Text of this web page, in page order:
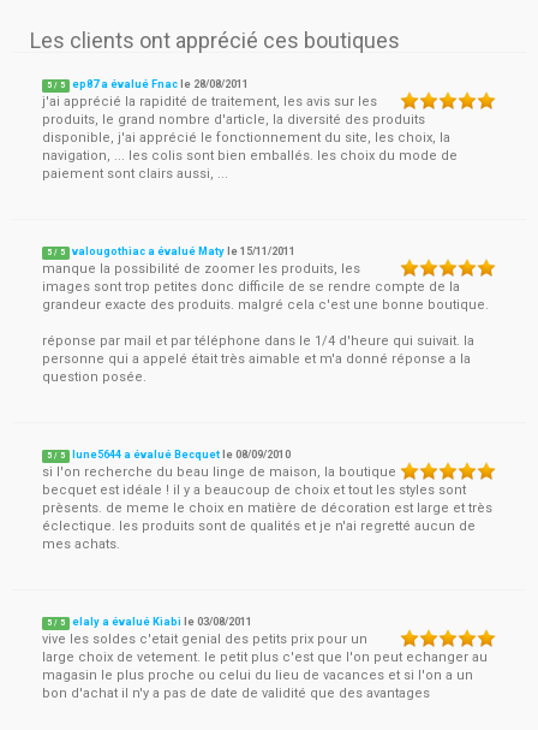
Les clients ont apprécié ces boutiques
5 / 5 ep87 a évalué Fnac le 28/08/2011
j'ai apprécié la rapidité de traitement, les avis sur les
produits, le grand nombre d'article, la diversité des produits
disponible, j'ai apprécié le fonctionnement du site, les choix, la
navigation, ... les colis sont bien emballés. les choix du mode de
paiement sont clairs aussi, ...
5 / 5 valougothiac a évalué Maty le15/11/2011
manque la possibilité de zoomer les produits, les
images sont trop petites donc difficile de se rendre compte de la
grandeur exacte des produits. malgré cela c'est une bonne boutique.
réponse par mail et par téléphone dans le 1/4 d'heure qui suivait. la
personne qui a appelé était très aimable et m'a donné réponse a la
question posée.
5 / 5 lune5644 a évalué Becquet le08/09/2010
si l'on recherche du beau linge de maison, la boutique
becquet est idéale ! il y a beaucoup de choix et tout les styles sont
prèsents. de meme le choix en matière de décoration est large et très
éclectique. les produits sont de qualités et je n'ai regretté aucun de
mes achats.
5 / 5 elaly a évalué Kiabi le03/08/2011
vive les soldes c'etait genial des petits prix pour un
large choix de vetement. le petit plus c'est que l'on peut echanger au
magasin le plus proche ou celui du lieu de vacances et si l'on a un
bon d'achat il n'y a pas de date de validité que des avantages